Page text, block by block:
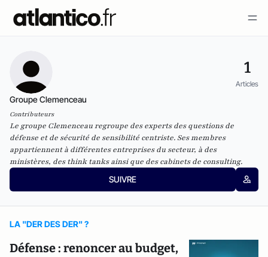
1
Articles
Groupe Clemenceau
Contributeurs
Le groupe Clemenceau regroupe des experts des questions de
défense et de sécurité de sensibilité centriste. Ses membres
appartiennent à différentes entreprises du secteur, à des
ministères, des think tanks ainsi que des cabinets de consulting.
SUIVRE
LA "DER DES DER" ?
Défense : renoncer au budget,